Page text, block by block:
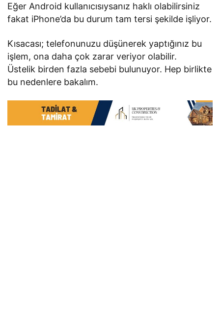
Eğer Android kullanıcısıysanız haklı olabilirsiniz
fakat iPhone’da bu durum tam tersi şekilde işliyor.
Kısacası; telefonunuzu düşünerek yaptığınız bu
işlem, ona daha çok zarar veriyor olabilir.
Üstelik birden fazla sebebi bulunuyor. Hep birlikte
bu nedenlere bakalım.